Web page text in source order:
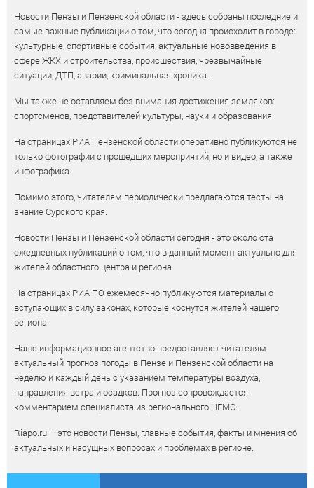
Новости Пензы и Пензенской области - здесь собраны последние и
самые важные публикации о том, что сегодня происходит в городе:
культурные, спортивные события, актуальные нововведения в
сфере ЖКХ и строительства, происшествия, чрезвычайные
ситуации, ДТП, аварии, криминальная хроника.
Мы также не оставляем без внимания достижения земляков:
спортсменов, представителей культуры, науки и образования.
На страницах РИА Пензенской области оперативно публикуются не
только фотографии с прошедших мероприятий, но и видео, а также
инфографика.
Помимо этого, читателям периодически предлагаются тесты на
знание Сурского края.
Новости Пензы и Пензенской области сегодня - это около ста
ежедневных публикаций о том, что в данный момент актуально для
жителей областного центра и региона.
На страницах РИА ПО ежемесячно публикуются материалы о
вступающих в силу законах, которые коснутся жителей нашего
региона.
Наше информационное агентство предоставляет читателям
актуальный прогноз погоды в Пензе и Пензенской области на
неделю и каждый день с указанием температуры воздуха,
направления ветра и осадков. Прогноз сопровождается
комментарием специалиста из регионального ЦГМС.
Riapo.ru – это новости Пензы, главные события, факты и мнения об
актуальных и насущных вопросах и проблемах в регионе.